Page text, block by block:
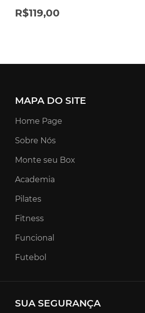
R$119,00
MAPA DO SITE
Home Page
Sobre Nós
Monte seu Box
Academia
Pilates
Fitness
Funcional
Futebol
SUA SEGURANÇA